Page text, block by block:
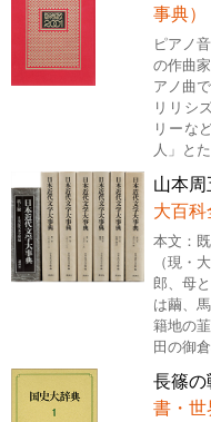
事典）
ピアノ
の作曲
アノ曲
リリシ
リーな
人」と
山本周
大百科
本文：
（現・
郎、母
は繭、
籍地の
田の御
長篠の
書・世